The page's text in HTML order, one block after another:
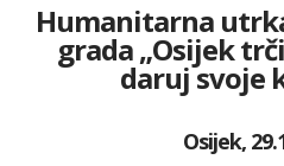
Humanitarna
grada „Osijek
daruj svoje
Osijek,